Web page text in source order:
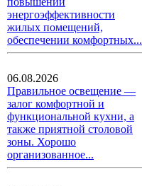
энергоэффективности
жилых помещений,
обеспечении комфортных...
06.08.2026
Правильное освещение —
залог комфортной и
функциональной кухни, а
также приятной столовой
зоны. Хорошо
организованное...